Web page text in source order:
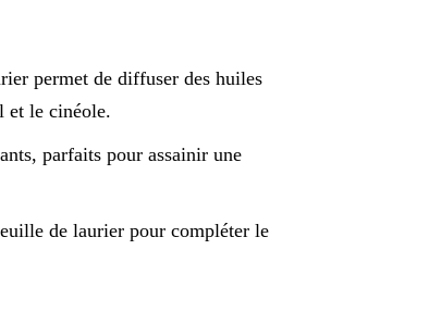
permet de diffuser des huiles
et le cinéole.
parfaits pour assainir une
de laurier pour compléter le